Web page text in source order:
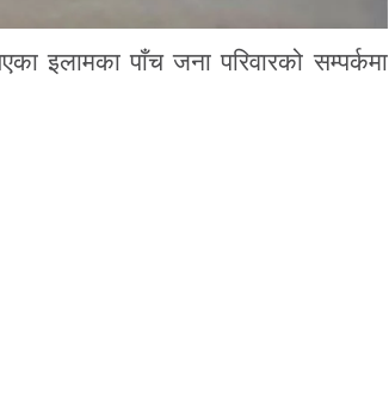
इलामका पाँच जना परिवारको सम्पर्कमा